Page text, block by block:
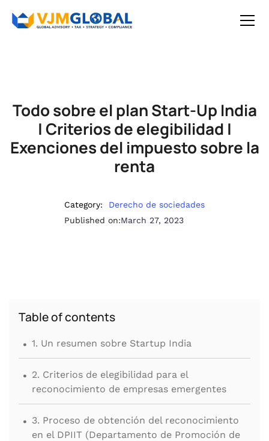
Todo sobre el plan Start-Up India
| Criterios de elegibilidad |
Exenciones del impuesto sobre la
renta
Category:
Derecho de sociedades
Published on:March 27, 2023
Table of contents
. 1. Un resumen sobre Startup India
. 2. Criterios de elegibilidad para el
reconocimiento de empresas emergentes
. 3. Proceso de obtención del reconocimiento
en el DPIIT (Departamento de Promoción de